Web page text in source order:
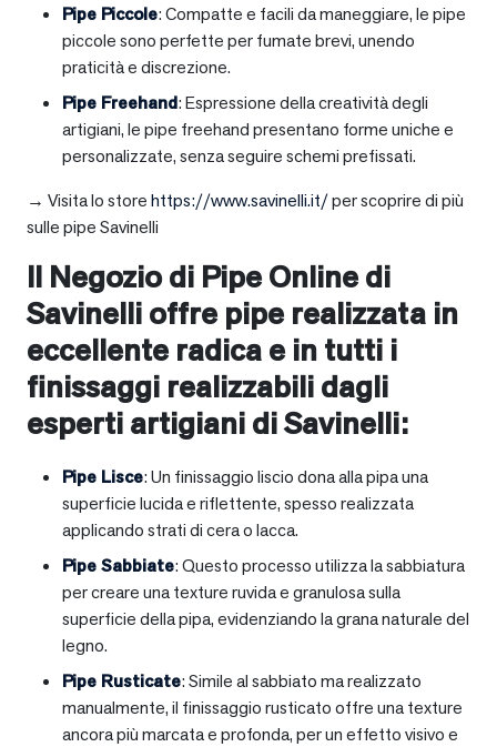
Pipe Piccole: Compatte e facili da maneggiare, le pipe
piccole sono perfette per fumate brevi, unendo
praticità e discrezione.
Pipe Freehand: Espressione della creatività degli
artigiani, le pipe freehand presentano forme uniche e
personalizzate, senza seguire schemi prefissati.
→ Visita lo storehttps://www.savinelli.it/per scoprire di più
sulle pipe Savinelli
Il Negozio di Pipe Online di
Savinelli offre pipe realizzata in
eccellente radica e in tutti i
finissaggi realizzabili dagli
esperti artigiani di Savinelli:
Pipe Lisce: Un finissaggio liscio dona alla pipa una
superficie lucida e riflettente, spesso realizzata
applicando strati di cera o lacca.
Pipe Sabbiate: Questo processo utilizza la sabbiatura
per creare una texture ruvida e granulosa sulla
superficie della pipa, evidenziando la grana naturale del
legno.
Pipe Rusticate: Simile al sabbiato ma realizzato
manualmente, il finissaggio rusticato offre una texture
ancora più marcata e profonda, per un effetto visivo e